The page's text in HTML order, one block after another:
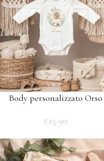
Body personalizzato Orso
€15.90